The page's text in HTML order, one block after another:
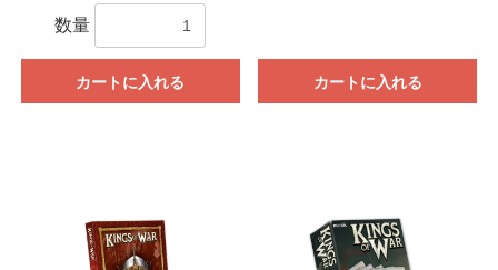
数量
カートに入れる カートに入れる